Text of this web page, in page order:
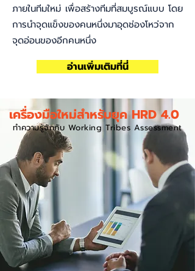
ภายในทีมใหม่ เพื่อสร้างทีมที่สมบูรณ์แบบ โดย
การนำจุดแข็งของคนหนึ่งมาอุดช่องโหว่จาก
จุดอ่อนของอีกคนหนึ่ง
อ่านเพิ่มเติมที่นี่
เครื่องมือใหม่สำหรับยุค HRD 4.0
ทำความรู้จักกับ Working Tribes Assessment